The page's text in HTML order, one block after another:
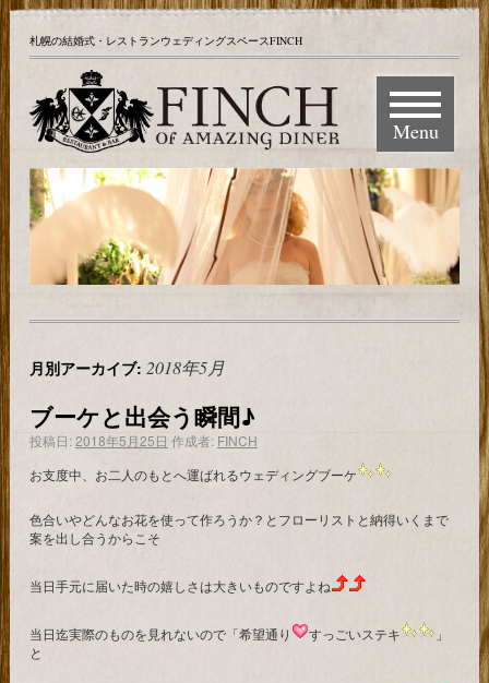
札幌の結婚式・レストランウェディングスペースFINCH
Menu
月別アーカイブ: 2018年5月
ブーケと出会う瞬間♪
投稿日:2018年5月25日 作成者: FINCH
お支度中、お二人のもとへ運ばれるウェディングブーケ
色合いやどんなお花を使って作ろうか？とフローリストと納得いくまで
案を出し合うからこそ
当日手元に届いた時の嬉しさは大きいものですよね
当日迄実際のものを見れないので「希望通り すっごいステキ
」
と